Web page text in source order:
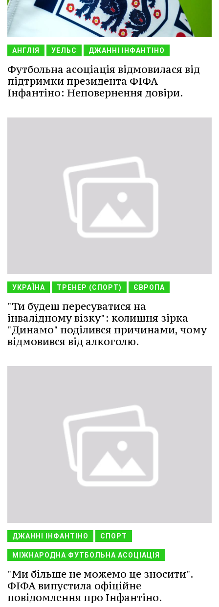
АНГЛІЯ УЕЛЬС ДЖАННІ ІНФАНТІНО
Футбольна асоціація відмовилася від
підтримки президента ФІФА
Інфантіно: Неповернення довіри.
УКРАЇНА ТРЕНЕР (СПОРТ) ЄВРОПА
"Ти будеш пересуватися на
інвалідному візку": колишня зірка
"Динамо" поділився причинами, чому
відмовився від алкоголю.
ДЖАННІ ІНФАНТІНО СПОРТ
МІЖНАРОДНА ФУТБОЛЬНА АСОЦІАЦІЯ
"Ми більше не можемо це зносити".
ФІФА випустила офіційне
повідомлення про Інфантіно.